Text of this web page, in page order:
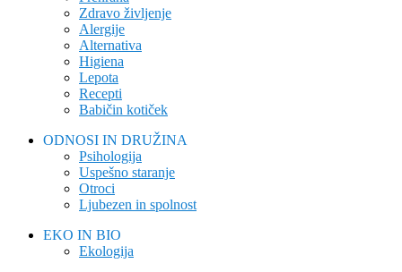
Zdravo življenje
Alergije
Alternativa
Higiena
Lepota
Recepti
Babičin kotiček
ODNOSI IN DRUŽINA
Psihologija
Uspešno staranje
Otroci
Ljubezen in spolnost
EKO IN BIO
Ekologija